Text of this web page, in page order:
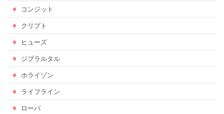
コンジット
クリプト
ヒューズ
ジブラルタル
ホライゾン
ライフライン
ローバ